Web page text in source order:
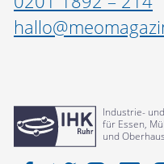
Industrie-
für Essen,
und